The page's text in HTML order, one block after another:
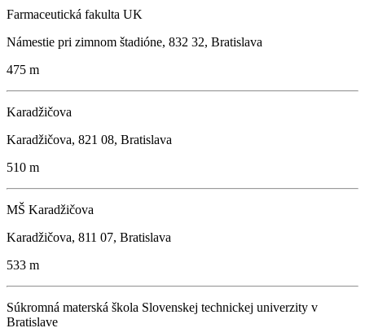
Farmaceutická fakulta UK
Námestie pri zimnom štadióne, 832 32, Bratislava
475 m
Karadžičova
Karadžičova, 821 08, Bratislava
510 m
MŠ Karadžičova
Karadžičova, 811 07, Bratislava
533 m
Súkromná materská škola Slovenskej technickej univerzity v
Bratislave